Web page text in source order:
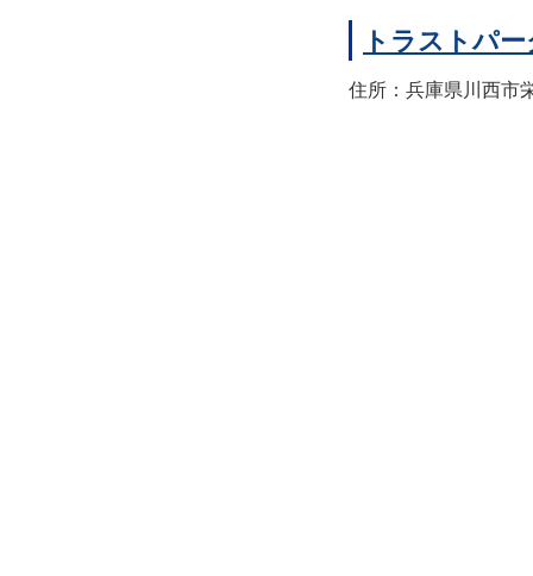
トラストパ
住所：兵庫県川西市